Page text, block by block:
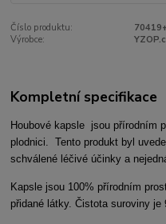
Číslo produktu:
Výrobce:
Kompletní specifikace
Houbové kapsle jsou přírodním
plodnici. Tento produkt byl
schválené léčivé účinky a
Kapsle jsou 100% přírodním
přidané látky. Čistota suroviny je